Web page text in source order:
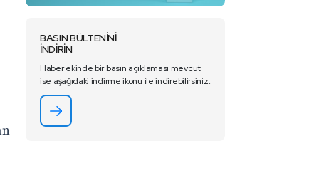
BASIN BÜLTENİNİ
İNDİRİN
Haber ekinde bir basın açıklaması mevcut
ise aşağıdaki indirme ikonu ile indirebilirsiniz.